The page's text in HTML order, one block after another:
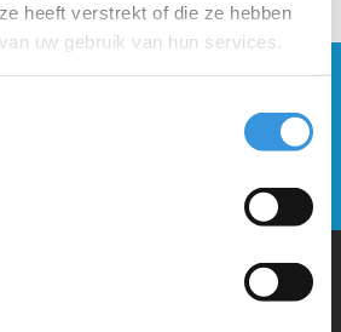
heeft verstrekt of die ze hebben
uw gebruik van hun services.